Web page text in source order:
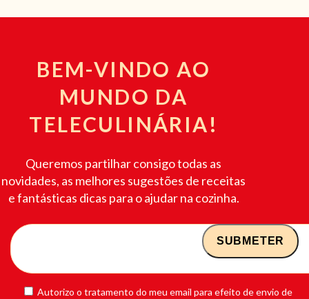
BEM-VINDO AO
MUNDO DA
TELECULINÁRIA!
Queremos partilhar consigo todas as
novidades, as melhores sugestões de receitas
e fantásticas dicas para o ajudar na cozinha.
Autorizo o tratamento do meu email para efeito de envio de